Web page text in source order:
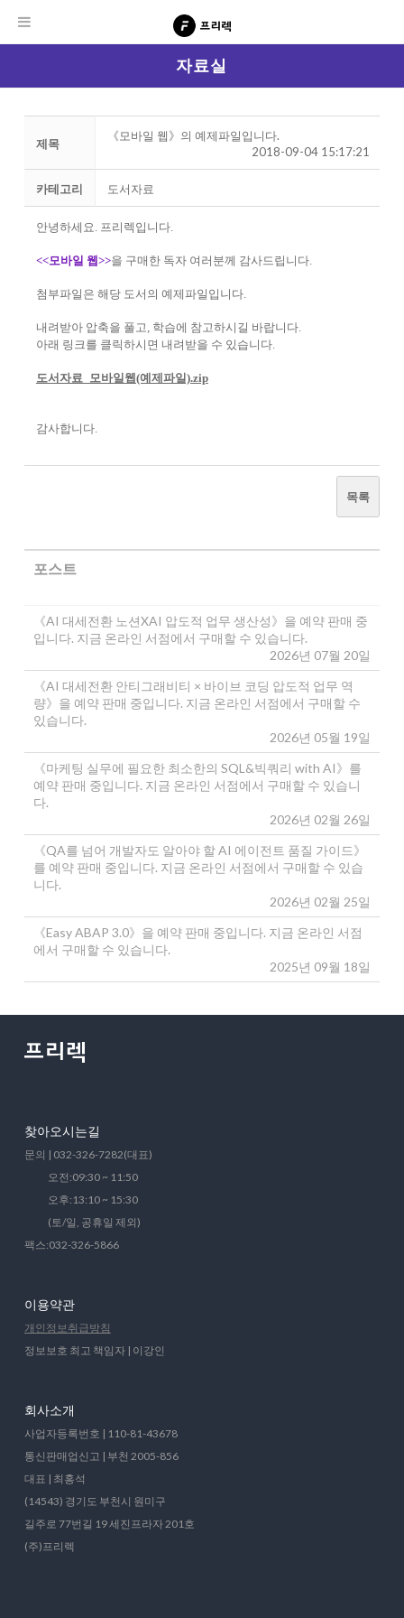
자료실
제목
《모바일 웹》의 예제파일입니다.
2018-09-04 15:17:21
카테고리 도서자료
안녕하세요. 프리렉입니다.
<<모바일 웹>>을 구매한 독자 여러분께 감사드립니다.
첨부파일은 해당 도서의 예제파일입니다.
내려받아 압축을 풀고, 학습에 참고하시길 바랍니다.
아래 링크를 클릭하시면 내려받을 수 있습니다.
도서자료_모바일웹(예제파일).zip
감사합니다.
목록
포스트
《AI 대세전환 노션XAI 압도적 업무 생산성》을 예약 판매 중
입니다. 지금 온라인 서점에서 구매할 수 있습니다.
2026년 07월 20일
《AI 대세전환 안티그래비티 × 바이브 코딩 압도적 업무 역
량》을 예약 판매 중입니다. 지금 온라인 서점에서 구매할 수
있습니다.
2026년 05월 19일
《마케팅 실무에 필요한 최소한의 SQL&빅쿼리 with AI》를
예약 판매 중입니다. 지금 온라인 서점에서 구매할 수 있습니
다.
2026년 02월 26일
《QA를 넘어 개발자도 알아야 할 AI 에이전트 품질 가이드》
를 예약 판매 중입니다. 지금 온라인 서점에서 구매할 수 있습
니다.
2026년 02월 25일
《Easy ABAP 3.0》을 예약 판매 중입니다. 지금 온라인 서점
에서 구매할 수 있습니다.
2025년 09월 18일
찾아오시는길
문의 | 032-326-7282(대표)
오전:09:30 ~ 11:50
오후:13:10 ~ 15:30
(토/일, 공휴일 제외)
팩스:032-326-5866
이용약관
개인정보취급방침
정보보호 최고 책임자 | 이강인
회사소개
사업자등록번호 | 110-81-43678
통신판매업신고 | 부천 2005-856
대표 | 최홍석
(14543) 경기도 부천시 원미구
길주로 77번길 19 세진프라자 201호
(주)프리렉